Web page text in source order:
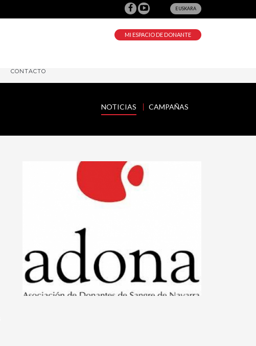
EUSKARA
MI ESPACIO DE DONANTE
CONTACTO
NOTICIAS CAMPAÑAS